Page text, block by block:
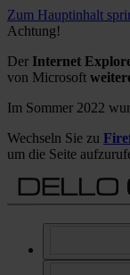
Zum Hauptinhalt
Achtung!
Der Internet
von Microsoft
Im Sommer 2022
Wechseln Sie zu
um die Seite